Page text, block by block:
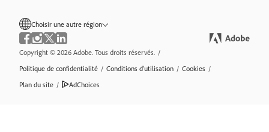
Choisir une autre région
Copyright © 2026 Adobe. Tous droits réservés. /
Politique de confidentialité / Conditions d’utilisation / Cookies /
Plan du site / AdChoices